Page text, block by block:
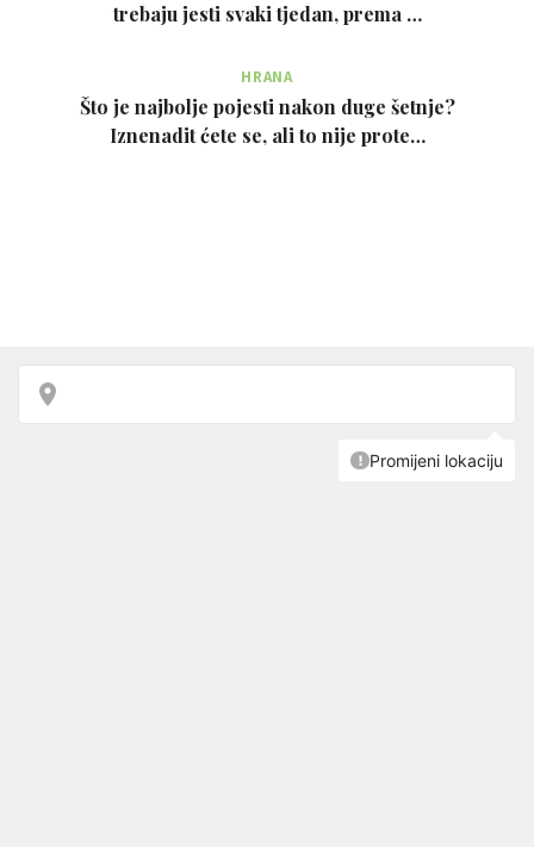
trebaju jesti svaki tjedan, prema …
HRANA
Što je najbolje pojesti nakon duge šetnje?
Iznenadit ćete se, ali to nije prote…